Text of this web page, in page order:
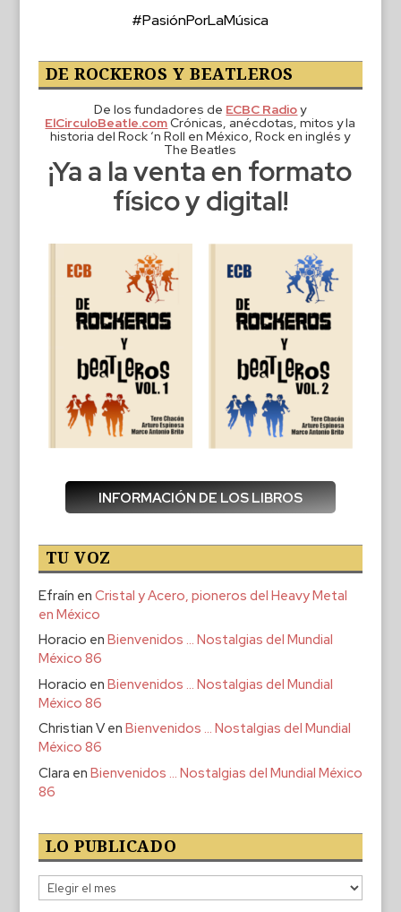
#PasiónPorLaMúsica
DE ROCKEROS Y BEATLEROS
De los fundadores de ECBC Radioy
ElCirculoBeatle.comCrónicas, anécdotas, mitos y la
historia del Rock ‘n Roll en México, Rock en inglés y
The Beatles
¡Ya a la venta en formato
físico y digital!
INFORMACIÓN DE LOS LIBROS
TU VOZ
Efraín en Cristal y Acero, pioneros del Heavy Metal
en México
Horacio en Bienvenidos … Nostalgias del Mundial
México 86
Horacio en Bienvenidos … Nostalgias del Mundial
México 86
Christian Ven Bienvenidos … Nostalgias del Mundial
México 86
Clara en Bienvenidos … Nostalgias del Mundial México
86
LO PUBLICADO
Lo
publicado